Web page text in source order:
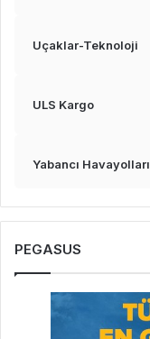
Uçaklar-Teknoloji
ULS Kargo
Yabancı Havayolları
PEGASUS